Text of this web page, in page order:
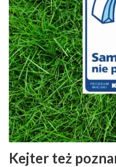
Kejter też